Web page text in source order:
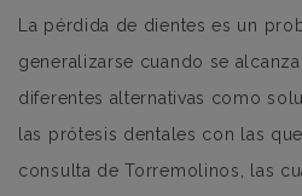
La pérdida de dientes es un
generalizarse cuando se
diferentes alternativas como
las prótesis dentales con las
consulta de Torremolinos, las